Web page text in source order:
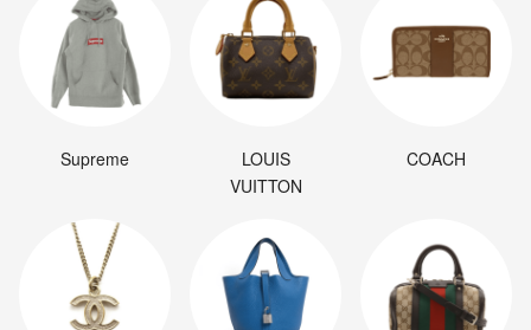
Supreme
LOUIS
VUITTON
COACH